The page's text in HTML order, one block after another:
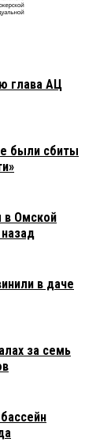
глава АЦ
были сбиты
в Омской
в даче
за семь